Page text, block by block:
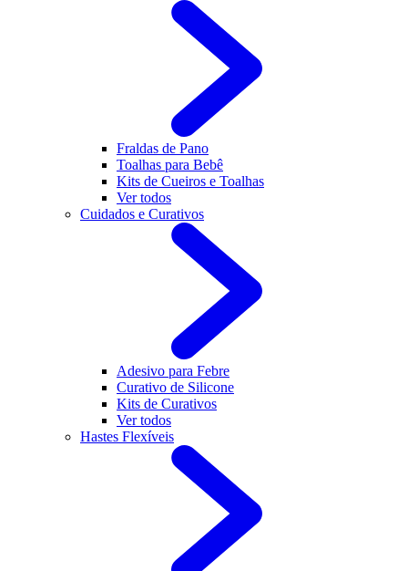
Fraldas de Pano
Toalhas para Bebê
Kits de Cueiros e Toalhas
Ver todos
Cuidados e Curativos
Adesivo para Febre
Curativo de Silicone
Kits de Curativos
Ver todos
Hastes Flexíveis